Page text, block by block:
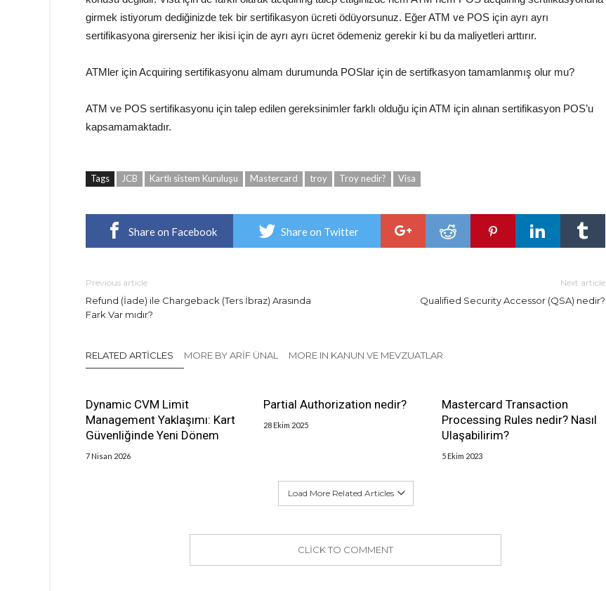
girmek istiyorum dediğinizde tek bir sertifikasyon ücreti ödüyorsunuz. Eğer ATM ve POS için ayrı ayrı
sertifikasyona girerseniz her ikisi için de ayrı ayrı ücret ödemeniz gerekir ki bu da maliyetleri arttırır.
ATMler için Acquiring sertifikasyonu almam durumunda POSlar için de sertifkasyon tamamlanmış olur mu?
ATM ve POS sertifikasyonu için talep edilen gereksinimler farklı olduğu için ATM için alınan sertifikasyon POS’u
kapsamamaktadır.
Tags JCB Kartlı sistem Kuruluşu Mastercard troy Troy nedir? Visa
Share on Facebook Share on Twitter
Previous article
Refund (İade) ile Chargeback (Ters İbraz) Arasında
Fark Var mıdır?
Next article
Qualified Security Accessor (QSA) nedir?
RELATED ARTICLES MORE BY ARIF ÜNAL MORE IN KANUN VE MEVZUATLAR
Dynamic CVM Limit
Management Yaklaşımı: Kart
Güvenliğinde Yeni Dönem
7 Nisan 2026
Partial Authorization nedir?
28 Ekim 2025
Mastercard Transaction
Processing Rules nedir? Nasıl
Ulaşabilirim?
5 Ekim 2023
Load More Related Articles
CLICK TO COMMENT